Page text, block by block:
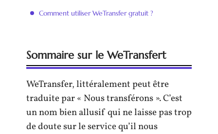
Comment utiliser WeTransfer gratuit ?
Sommaire sur le WeTransfert
WeTransfer, littéralement peut être
traduite par « Nous transférons ». C’est
un nom bien allusif qui ne laisse pas trop
de doute sur le service qu’il nous